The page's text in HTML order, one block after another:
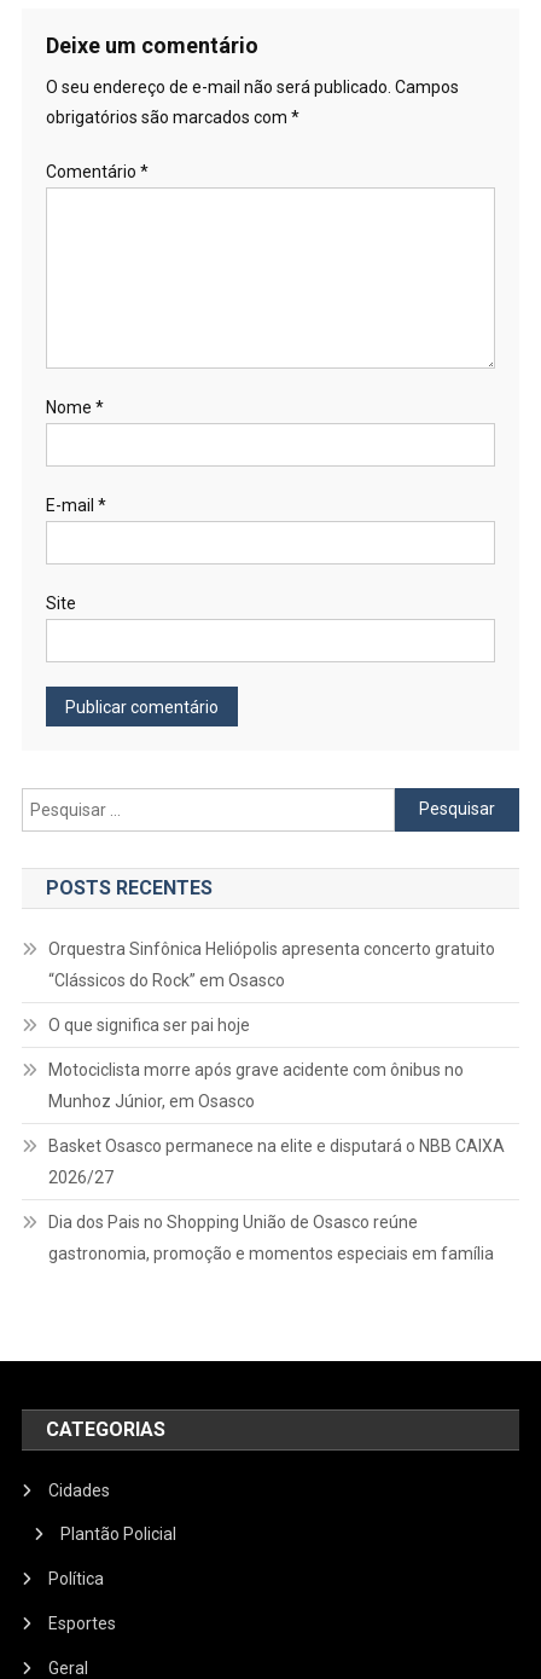
Deixe um comentário
O seu endereço de e-mail não será publicado. Campos
obrigatórios são marcados com *
Comentário *
Nome *
E-mail *
Site
Pesquisar
por:
POSTS RECENTES
Orquestra Sinfônica Heliópolis apresenta concerto gratuito
“Clássicos do Rock” em Osasco
O que significa ser pai hoje
Motociclista morre após grave acidente com ônibus no
Munhoz Júnior, em Osasco
Basket Osasco permanece na elite e disputará o NBB CAIXA
2026/27
Dia dos Pais no Shopping União de Osasco reúne
gastronomia, promoção e momentos especiais em família
CATEGORIAS
Cidades
Plantão Policial
Política
Esportes
Geral